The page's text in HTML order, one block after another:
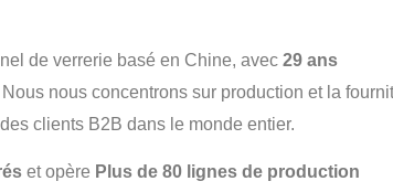
de verrerie basé en Chine, avec 29 ans
nous concentrons sur production et la
clients B2B dans le monde entier.
et opère Plus de 80 lignes de production